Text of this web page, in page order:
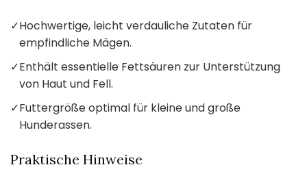
✓Hochwertige, leicht verdauliche Zutaten für
empfindliche Mägen.
✓Enthält essentielle Fettsäuren zur Unterstützung
von Haut und Fell.
✓Futtergröße optimal für kleine und große
Hunderassen.
Praktische Hinweise